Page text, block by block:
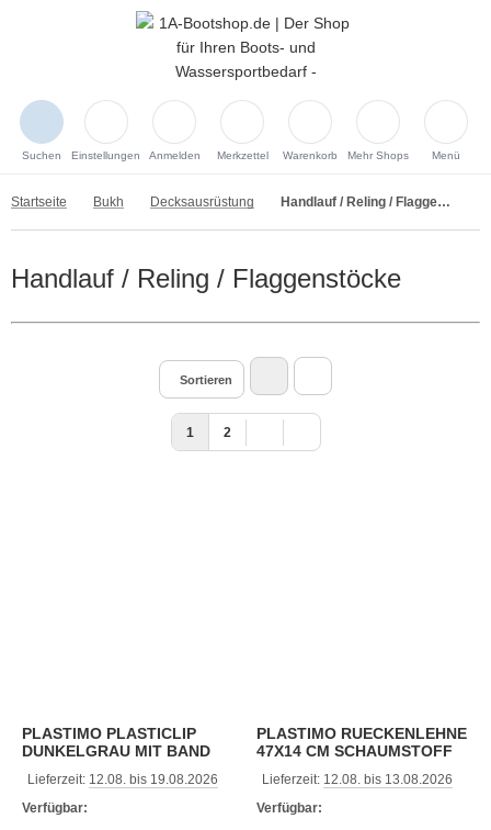
Suchen Einstellungen Anmelden Merkzettel Warenkorb Mehr Shops Menü
Startseite Bukh Decksausrüstung Handlauf / Reling / Flaggenstöcke
Handlauf / Reling / Flaggenstöcke
Sortieren
1 2
PLASTIMO PLASTICLIP
DUNKELGRAU MIT BAND
Lieferzeit: 12.08. bis 19.08.2026
Verfügbar:
PLASTIMO RUECKENLEHNE
47X14 CM SCHAUMSTOFF
Lieferzeit: 12.08. bis 13.08.2026
Verfügbar: